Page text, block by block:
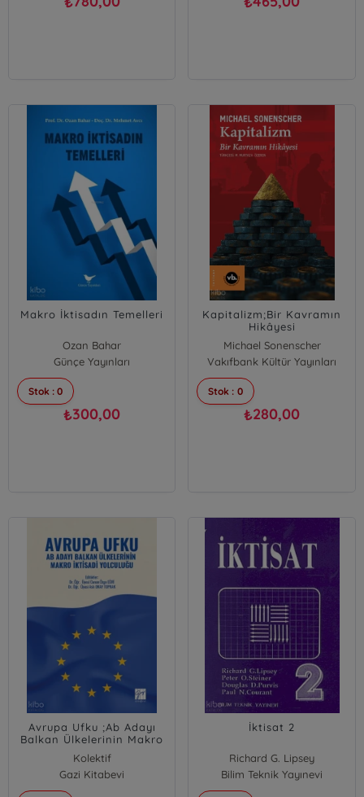
Makro İktisadın Temelleri
Ozan Bahar
Mehmet Avcı
Günçe Yayınları
Stok : 0
₺300,00
Kapitalizm;Bir Kavramın
Hikâyesi
Michael Sonenscher
Vakıfbank Kültür Yayınları
Stok : 0
₺280,00
Avrupa Ufku ;Ab Adayı
Balkan Ülkelerinin Makro
İktisadi Yolculuğu
Kolektif
Gazi Kitabevi
İktisat 2
Richard G. Lipsey
Bilim Teknik Yayınevi